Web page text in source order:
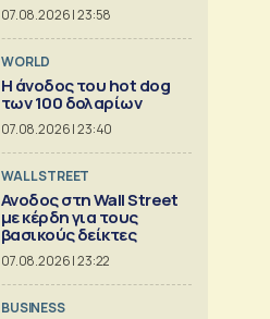
07.08.2026 | 23:58
WORLD
Η άνοδος του hot dog
των 100 δολαρίων
07.08.2026 | 23:40
WALL STREET
Ανοδος στη Wall Street
με κέρδη για τους
βασικούς δείκτες
07.08.2026 | 23:22
BUSINESS